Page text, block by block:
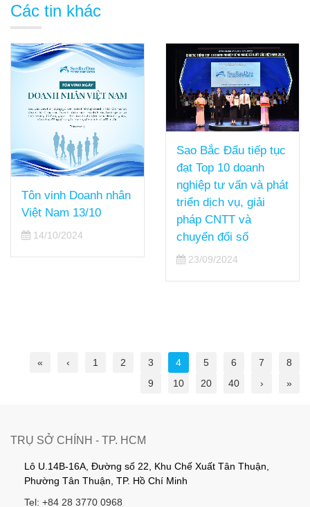
Các tin khác
Tôn vinh Doanh nhân
Việt Nam 13/10
14/10/2024
Sao Bắc Đẩu tiếp tục
đạt Top 10 doanh
nghiệp tư vấn và phát
triển dịch vụ, giải
pháp CNTT và
chuyển đổi số
23/09/2024
« ‹ 1 2 3 4 5 6 7
8
9
10 20 40 › »
TRỤ SỞ CHÍNH - TP. HCM
Lô U.14B-16A, Đường số 22, Khu Chế Xuất Tân Thuận,
Phường Tân Thuận, TP. Hồ Chí Minh
Tel: +84 28 3770 0968